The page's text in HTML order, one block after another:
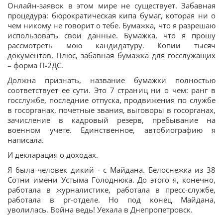
Онлайн-заявок в этом мире не существует. Забавная
процедура: бюрократическая кипа бумаг, которая ни о
чем никому не говорит о тебе. Бумажка, что я разрешаю
использовать свои данные. Бумажка, что я прошу
рассмотреть мою кандидатуру. Копии тысяч
документов. Плюс, забавная бумажка для госслужащих
– форма П-2ДС.
Должна признать, название бумажки полностью
соответствует ее сути. Это 7 страниц ни о чем: ранг в
госслужбе, последние отпуска, продвижения по службе
в госорганах, почетные звания, выговоры в госорганах,
зачисление в кадровый резерв, пребывание на
военном учете. Единственное, автобиографию я
написала.
И декларация о доходах.
Я была человек дикий - с Майдана. Белоснежка из 38
Сотни имени Устыма Голоднюка. До этого я, конечно,
работала в журналистике, работала в пресс-службе,
работала в pr-отделе. Но под конец Майдана,
уволилась. Война ведь! Уехала в Днепропетровск.